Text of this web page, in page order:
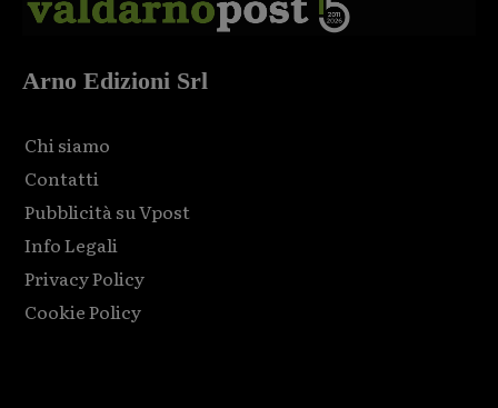
Arno Edizioni Srl
Chi siamo
Contatti
Pubblicità su Vpost
Info Legali
Privacy Policy
Cookie Policy